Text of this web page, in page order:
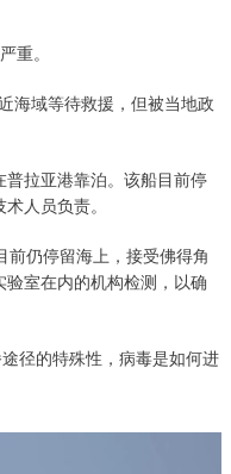
重。
海域等待救援，但被当地政
拉亚港靠泊。该船目前停
人员负责。
仍停留海上，接受佛得角
室在内的机构检测，以确
径的特殊性，病毒是如何进